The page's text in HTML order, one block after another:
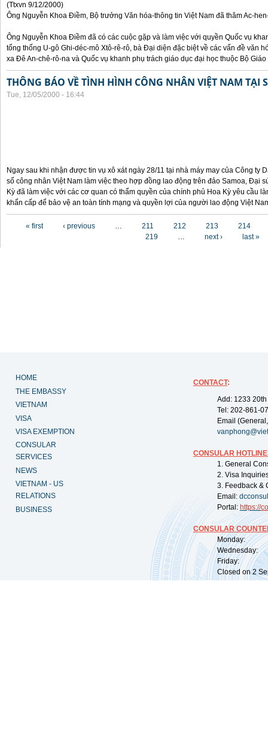
(Ttxvn 9/12/2000)
Ông Nguyễn Khoa Điềm, Bộ trưởng Văn hóa-thông tin Việt Nam đã thăm Ac-
Ông Nguyễn Khoa Điềm đã có các cuộc gặp và làm việc với quyền Quốc vụ
tổng thống U-gô Ghi-déc-mô Xtô-rê-rô, bà Đại diện đặc biệt về các vấn đề văn
xa Đê An-chê-rô-na và Quốc vụ khanh phụ trách giáo dục đại học thuộc Bộ
THÔNG BÁO VỀ TÌNH HÌNH CÔNG NHÂN VIỆT NAM TẠI
Tue, 12/05/2000 - 16:44
Ngay sau khi nhận được tin vụ xô xát ngày 28/11 tại nhà máy may của Công ty
số công nhân Việt Nam làm việc theo hợp đồng lao động trên đảo Samoa, Đại
Kỳ đã làm việc với các cơ quan có thẩm quyền của chính phủ Hoa Kỳ yêu cầu
khẩn cấp để bảo vệ an toàn tính mạng và quyền lợi của người lao động Việt
« first ‹ previous … 211 212 213
214
219
… next › last »
HOME
THE EMBASSY
VIETNAM
VISA
VISA EXEMPTION
CONSULAR
SERVICES
NEWS
VIETNAM - US
RELATIONS
BUSINESS
CONTACT:
Add: 1233
Tel: 202-861-
Email
CONSULAR
1. General
2. Visa
3. Feedback &
Email:
Portal: https://
CONSULAR
Monday:
Wednesday:
Friday:
Closed on 2